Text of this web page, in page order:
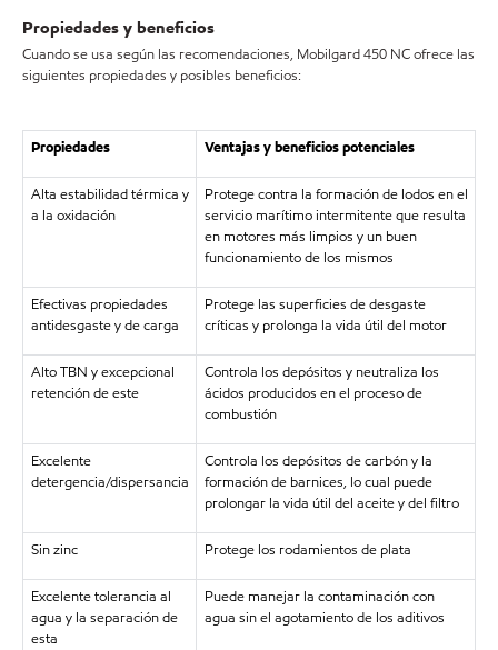
Propiedades y beneficios
Cuando se usa según las recomendaciones, Mobilgard 450 NC ofrece las
siguientes propiedades y posibles beneficios:
Propiedades Ventajas y beneficios potenciales
Alta estabilidad térmica y
a la oxidación
Protege contra la formación de lodos en el
servicio marítimo intermitente que resulta
en motores más limpios y un buen
funcionamiento de los mismos
Efectivas propiedades
antidesgaste y de carga
Protege las superficies de desgaste
críticas y prolonga la vida útil del motor
Alto TBN y excepcional
retención de este
Controla los depósitos y neutraliza los
ácidos producidos en el proceso de
combustión
Excelente
detergencia/dispersancia
Controla los depósitos de carbón y la
formación de barnices, lo cual puede
prolongar la vida útil del aceite y del filtro
Sin zinc Protege los rodamientos de plata
Excelente tolerancia al
agua y la separación de
esta
Puede manejar la contaminación con
agua sin el agotamiento de los aditivos